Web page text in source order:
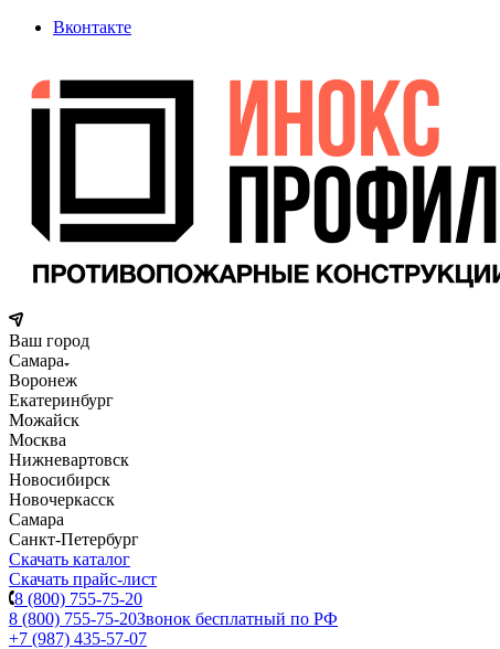
Вконтакте
Ваш город
Самара
Воронеж
Екатеринбург
Можайск
Москва
Нижневартовск
Новосибирск
Новочеркасск
Самара
Санкт-Петербург
Скачать каталог
Скачать прайс-лист
8 (800) 755-75-20
8 (800) 755-75-20Звонок бесплатный по РФ
+7 (987) 435-57-07